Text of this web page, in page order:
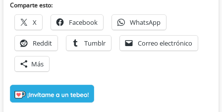
Comparte esto:
X Facebook WhatsApp
Reddit Tumblr Correo electrónico
Más